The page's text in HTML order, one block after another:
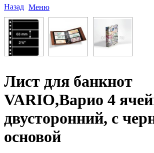
Назад Меню
Лист для банкнот
VARIO,Варио 4
двусторонний, с
основой